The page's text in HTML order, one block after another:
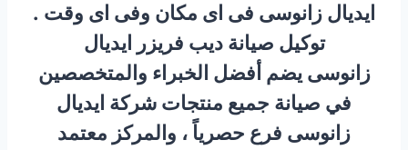
ايديال زانوسى فى اى مكان وفى اى وقت .
توكيل صيانة ديب فريزر ايديال
زانوسى يضم أفضل الخبراء والمتخصصين
في صيانة جميع منتجات شركة ايديال
زانوسى فرع حصرياً ، والمركز معتمد